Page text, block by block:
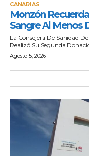
CANARIAS
Monzón
Sangre Al Menos
La Consejera De Sanidad
Realizó Su Segunda
Agosto 5, 2026